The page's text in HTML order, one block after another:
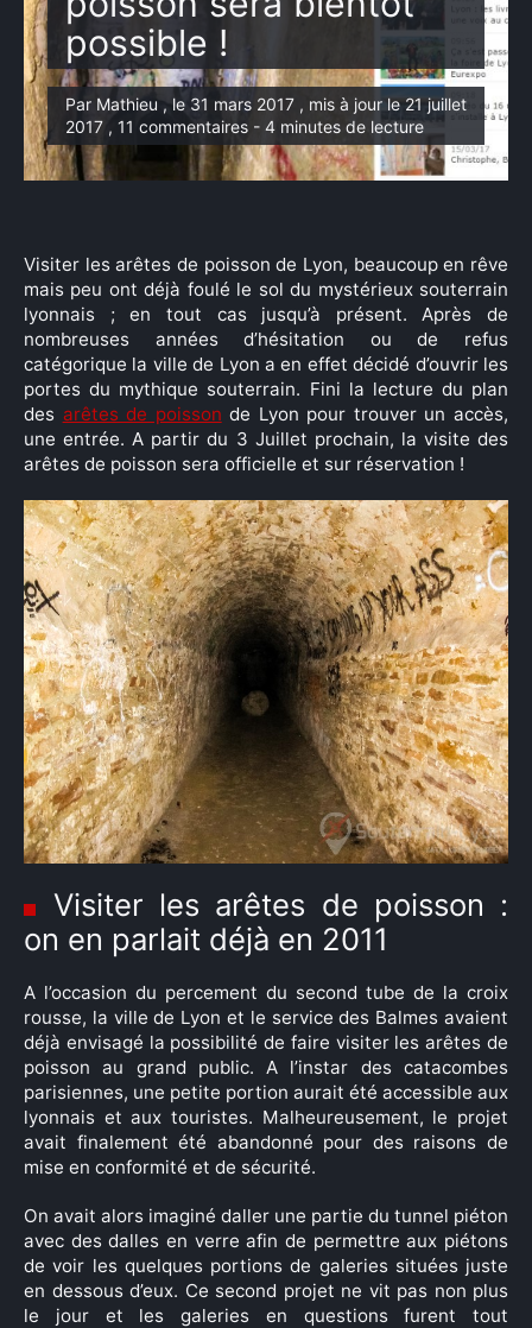
possible !
Par Mathieu , le 31 mars 2017 , mis à jour le 21 juillet
2017 , 11 commentaires - 4 minutes de lecture
Visiter les arêtes de poisson de Lyon, beaucoup en rêve
mais peu ont déjà foulé le sol du mystérieux souterrain
lyonnais ; en tout cas jusqu’à présent. Après de
nombreuses années d’hésitation ou de refus
catégorique la ville de Lyon a en effet décidé d’ouvrir les
portes du mythique souterrain. Fini la lecture du plan
des arêtes de poisson de Lyon pour trouver un accès,
une entrée. A partir du 3 Juillet prochain, la visite des
arêtes de poisson sera officielle et sur réservation !
Visiter les arêtes de poisson :
on en parlait déjà en 2011
A l’occasion du percement du second tube de la croix
rousse, la ville de Lyon et le service des Balmes avaient
déjà envisagé la possibilité de faire visiter les arêtes de
poisson au grand public. A l’instar des catacombes
parisiennes, une petite portion aurait été accessible aux
lyonnais et aux touristes. Malheureusement, le projet
avait finalement été abandonné pour des raisons de
mise en conformité et de sécurité.
On avait alors imaginé daller une partie du tunnel piéton
avec des dalles en verre afin de permettre aux piétons
de voir les quelques portions de galeries situées juste
en dessous d’eux. Ce second projet ne vit pas non plus
le jour et les galeries en questions furent tout